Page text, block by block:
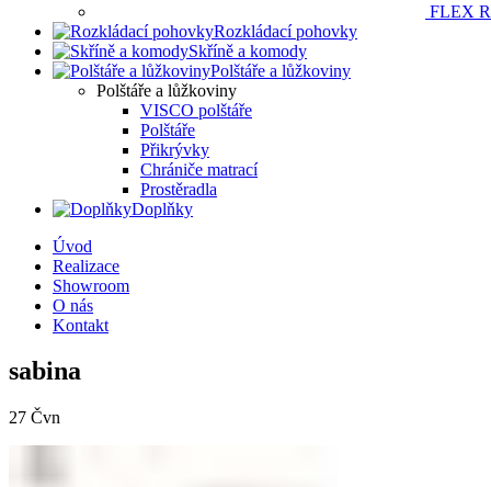
FLEX
Rozkládací pohovky
Skříně a komody
Polštáře a lůžkoviny
Polštáře a lůžkoviny
VISCO polštáře
Polštáře
Přikrývky
Chrániče matrací
Prostěradla
Doplňky
Úvod
Realizace
Showroom
O nás
Kontakt
sabina
27 Čvn